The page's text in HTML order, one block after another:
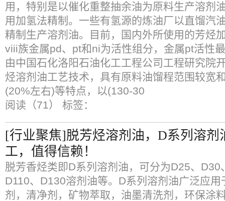
用，特别是以催化重整抽余油为原料生产溶剂
用加氢法精制。一些有氢源的炼油厂以直馏汽
精制生产溶剂油。目前，国内外所使用的芳烃
viii族金属pd、pt和ni为活性组分，金属pt活性
由中国石化洛阳石油化工工程公司工程研究院
烃溶剂油工艺技术，具有原料油馏程范围较宽
(20%左右)等特点，以(130-30
阅读（71） 标签：
[行业聚焦]脱芳烃溶剂油，D系列溶剂
工，值得信赖！
脱芳香烃类即D系列溶剂油，可分为D25、
D110、D130溶剂油等。D系列溶剂油广泛应
剂，清净剂，矿物萃取，油墨清洗剂，环保涂